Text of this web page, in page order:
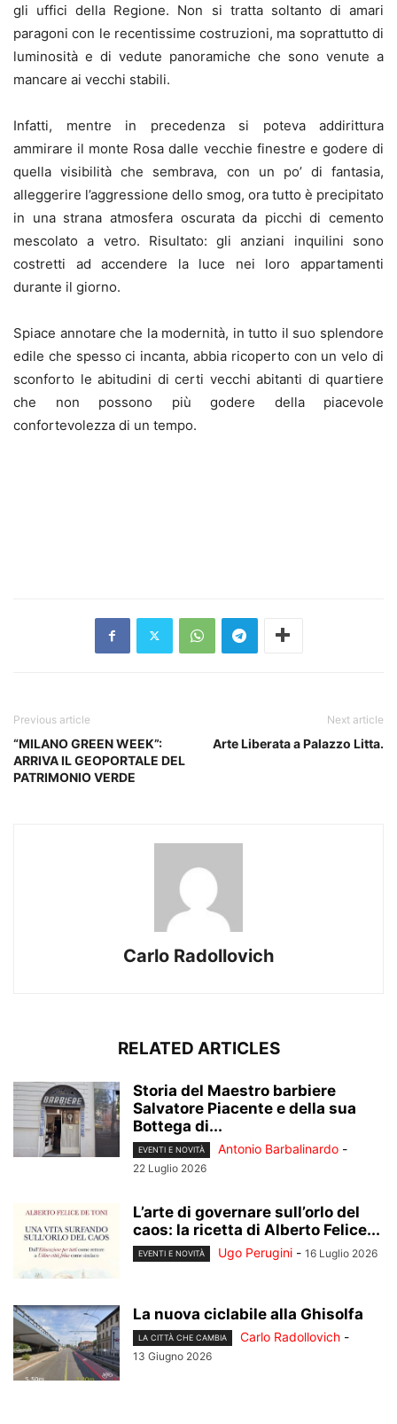
gli uffici della Regione. Non si tratta soltanto di amari
paragoni con le recentissime costruzioni, ma soprattutto di
luminosità e di vedute panoramiche che sono venute a
mancare ai vecchi stabili.
Infatti, mentre in precedenza si poteva addirittura
ammirare il monte Rosa dalle vecchie finestre e godere di
quella visibilità che sembrava, con un po’ di fantasia,
alleggerire l’aggressione dello smog, ora tutto è precipitato
in una strana atmosfera oscurata da picchi di cemento
mescolato a vetro. Risultato: gli anziani inquilini sono
costretti ad accendere la luce nei loro appartamenti
durante il giorno.
Spiace annotare che la modernità, in tutto il suo splendore
edile che spesso ci incanta, abbia ricoperto con un velo di
sconforto le abitudini di certi vecchi abitanti di quartiere
che non possono più godere della piacevole
confortevolezza di un tempo.
Previous article
“MILANO GREEN WEEK”:
ARRIVA IL GEOPORTALE DEL
PATRIMONIO VERDE
Next article
Arte Liberata a Palazzo Litta.
Carlo Radollovich
RELATED ARTICLES
Storia del Maestro barbiere
Salvatore Piacente e della sua
Bottega di...
EVENTI E NOVITÀ Antonio Barbalinardo -
22 Luglio 2026
L’arte di governare sull’orlo del
caos: la ricetta di Alberto Felice...
EVENTI E NOVITÀ Ugo Perugini - 16 Luglio 2026
La nuova ciclabile alla Ghisolfa
LA CITTÀ CHE CAMBIA Carlo Radollovich -
13 Giugno 2026